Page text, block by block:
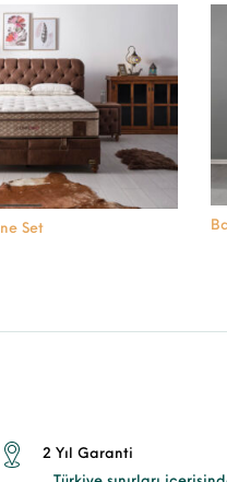
Set
2 Yıl Garanti